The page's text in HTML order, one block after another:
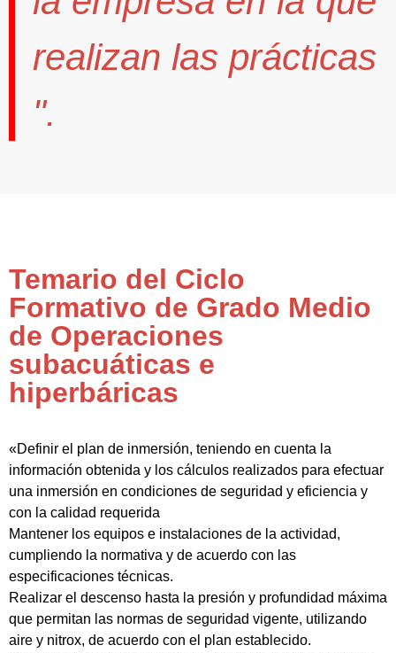
realizan las prácticas
".
Temario del Ciclo
Formativo de Grado Medio
de Operaciones
subacuáticas e
hiperbáricas
«Definir el plan de inmersión, teniendo en cuenta la
información obtenida y los cálculos realizados para efectuar
una inmersión en condiciones de seguridad y eficiencia y
con la calidad requerida
Mantener los equipos e instalaciones de la actividad,
cumpliendo la normativa y de acuerdo con las
especificaciones técnicas.
Realizar el descenso hasta la presión y profundidad máxima
que permitan las normas de seguridad vigente, utilizando
aire y nitrox, de acuerdo con el plan establecido.